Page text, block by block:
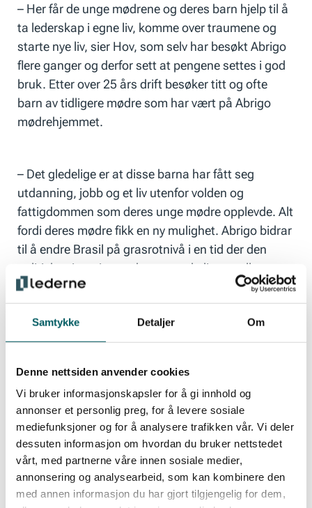
Samtykke Detaljer Om
Denne nettsiden anvender cookies
Vi bruker informasjonskapsler for å gi innhold og
annonser et personlig preg, for å levere sosiale
mediefunksjoner og for å analysere trafikken vår. Vi deler
dessuten informasjon om hvordan du bruker nettstedet
vårt, med partnerne våre innen sosiale medier,
annonsering og analysearbeid, som kan kombinere den
med annen informasjon du har gjort tilgjengelig for dem,
– Her får de unge mødrene og deres barn hjelp til å
ta lederskap i egne liv, komme over traumene og
starte nye liv, sier Hov, som selv har besøkt Abrigo
flere ganger og derfor sett at pengene settes i god
bruk. Etter over 25 års drift besøker titt og ofte
barn av tidligere mødre som har vært på Abrigo
mødrehjemmet.
– Det gledelige er at disse barna har fått seg
utdanning, jobb og et liv utenfor volden og
fattigdommen som deres unge mødre opplevde. Alt
fordi deres mødre fikk en ny mulighet. Abrigo bidrar
til å endre Brasil på grasrotnivå i en tid der den
politiske situasjonen der er vanskelig, og alle
bidrag er umåtelig viktige.
– På vegne av mødrehjemmet Abrigo vil jeg gjerne
funksjonærforeningene i Kværner, avslutter Hov.
Avhengig av nordisk støtte
For å unngå å bli innblandet i korrupsjon drives
mødrehjemmet uten økonomisk støtte fra